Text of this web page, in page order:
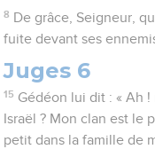
8 De grâce, Seigneur,
fuite devant ses
Juges 6
15 Gédéon lui dit : « Ah
Israël ? Mon clan est le
petit dans la famille de